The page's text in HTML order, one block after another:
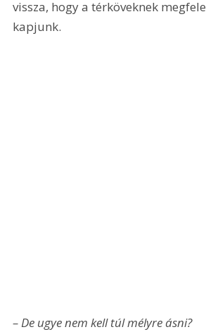
vissza, hogy a térköveknek
kapjunk.
– De ugye nem kell túl mélyre ásni?